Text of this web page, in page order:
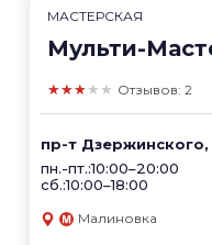
МАСТЕРСКАЯ
Мульти-
★★★★★ Отзывов: 2
пр-т Дзержинского,
пн.-пт.:10:00–20:00
сб.:10:00–18:00
Малиновка